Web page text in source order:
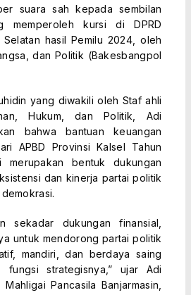
suara sah kepada sembilan
memperoleh kursi di DPRD
Selatan hasil Pemilu 2024, oleh
dan Politik (Bakesbangpol
yang diwakili oleh Staf ahli
Hukum, dan Politik, Adi
bahwa bantuan keuangan
APBD Provinsi Kalsel Tahun
merupakan bentuk dukungan
dan kinerja partai politik
sekadar dukungan finansial,
untuk mendorong partai politik
mandiri, dan berdaya saing
fungsi strategisnya,” ujar Adi
Pancasila Banjarmasin,